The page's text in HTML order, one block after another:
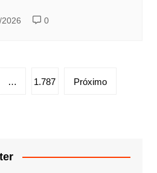
0
… 1.787 Próximo